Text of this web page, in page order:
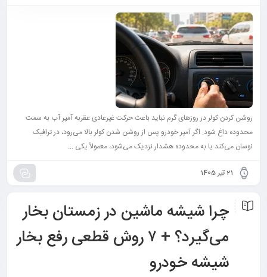
روشن کردن کولر در روزهای گرم نباید باعث حرکت غیرعادی عقربه آمپر آب به سمت
محدوده داغ شود. اگر آمپر خودرو پس از روشن شدن کولر بالا می‌رود، در ترافیک
نوسان می‌کند یا به محدوده هشدار نزدیک می‌شود، معمولاً یکی ...
21 تیر 1405
چرا شیشه ماشین در زمستان بخار
می‌گیرد؟ + ۷ روش قطعی رفع بخار
شیشه خودرو